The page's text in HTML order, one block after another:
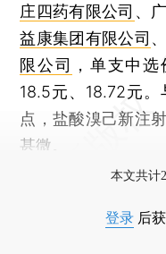
庄四药有限公司 、
益康集团有限公司 、
限公司 ，单支中选
18.5元、18.72元
点，盐酸溴己新注
甚微。
本文共计
登录 后